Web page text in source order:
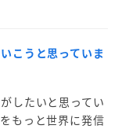
こうと思っていま
したいと思ってい
もっと世界に発信